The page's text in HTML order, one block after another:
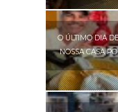
O ÚLTIMO DIA
NOSSA CASA